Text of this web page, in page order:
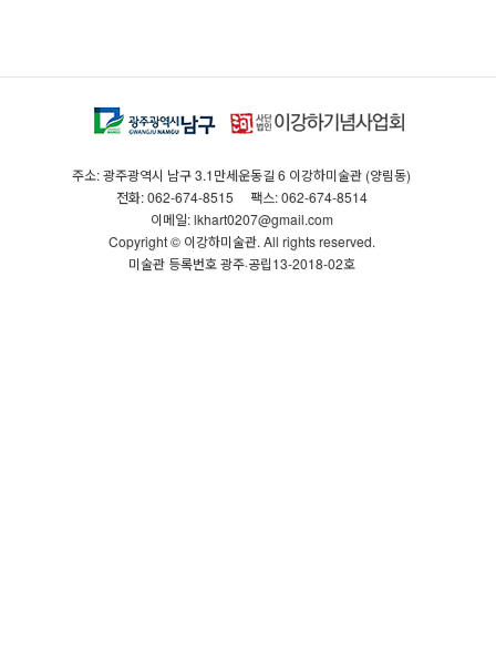
주소: 광주광역시 남구 3.1만세운동길 6 이강하미술관 (양림동)
전화: 062-674-8515
팩스: 062-674-8514
이메일: lkhart0207@gmail.com
Copyright © 이강하미술관. All rights reserved.
미술관 등록번호 광주·공립13-2018-02호